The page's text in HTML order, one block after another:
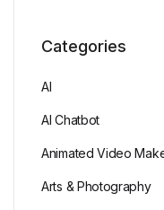
Categories
AI
AI Chatbot
Animated Video
Arts & Photography